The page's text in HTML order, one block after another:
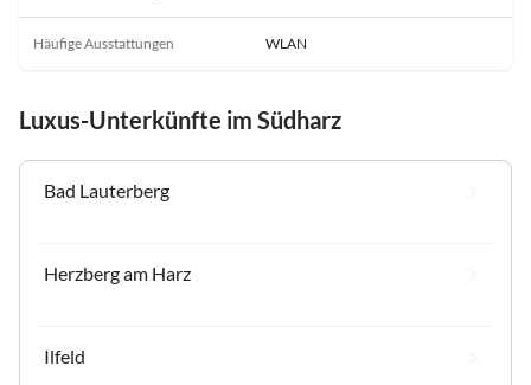
Häufige Ausstattungen WLAN
Luxus-Unterkünfte im Südharz
Bad Lauterberg
Herzberg am Harz
Ilfeld